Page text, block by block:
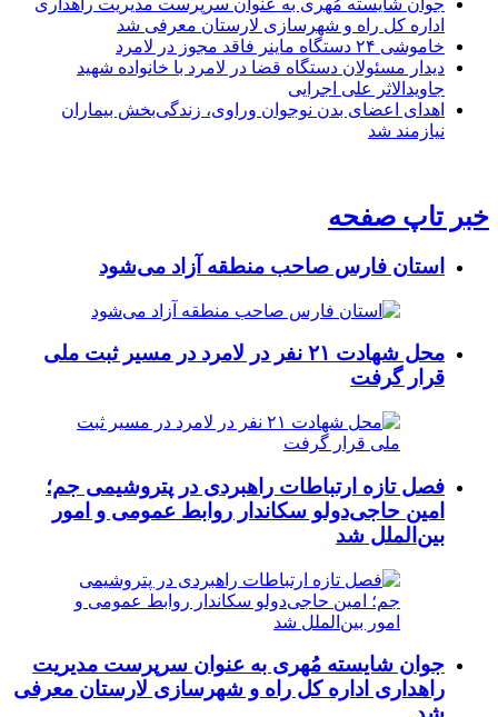
جوان شایسته مُهری به عنوان سرپرست مدیریت راهداری
اداره کل راه و شهرسازی لارستان معرفی شد
خاموشی ۲۴ دستگاه ماینر فاقد مجوز در لامرد
دیدار مسئولان دستگاه قضا در لامرد با خانواده شهید
جاویدالاثر علی اجرایی
اهدای اعضای بدن نوجوان وراوی، زندگی‌بخش بیماران
نیازمند شد
خبر تاپ صفحه
استان فارس صاحب منطقه آزاد می‌شود
محل شهادت ۲۱ نفر در لامرد در مسیر ثبت ملی
قرار گرفت
فصل تازه ارتباطات راهبردی در پتروشیمی جم؛
امین حاجی‌دولو سکاندار روابط عمومی و امور
بین‌الملل شد
جوان شایسته مُهری به عنوان سرپرست مدیریت
راهداری اداره کل راه و شهرسازی لارستان معرفی